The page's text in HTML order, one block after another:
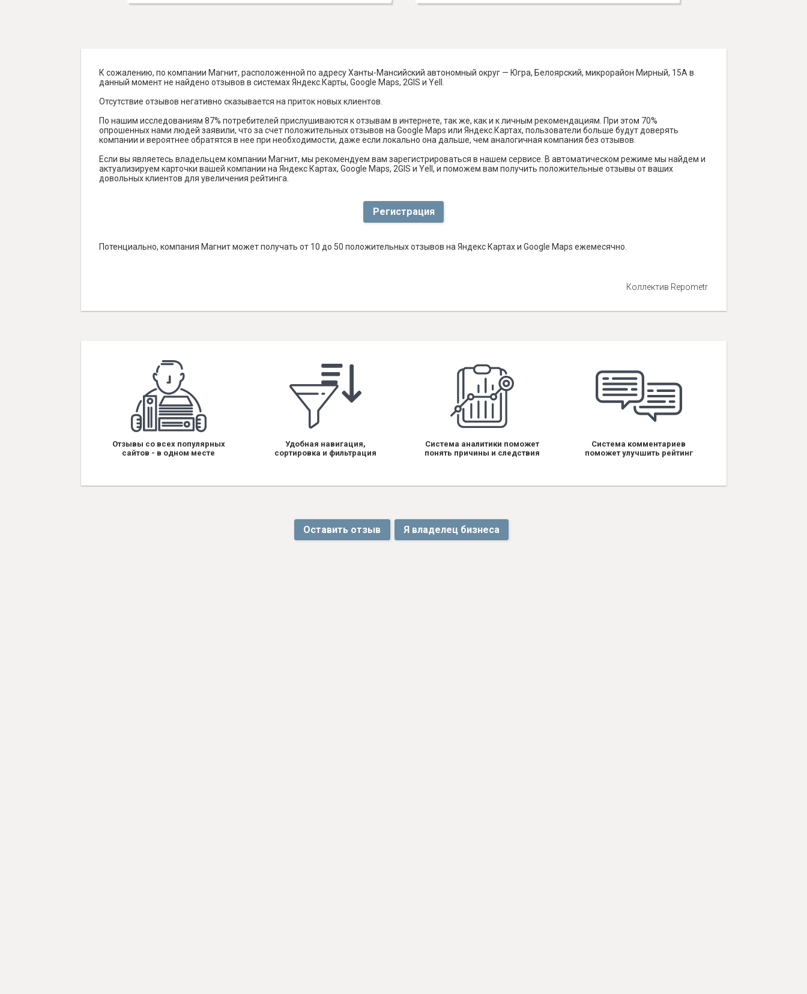
К сожалению, по компании Магнит, расположенной по адресу Ханты-Мансийский автономный округ — Югра, Белоярский, микрорайон Мирный, 15А в
данный момент не найдено отзывов в системах Яндекс.Карты, Google Maps, 2GIS и Yell.
Отсутствие отзывов негативно сказывается на приток новых клиентов.
По нашим исследованиям 87% потребителей прислушиваются к отзывам в интернете, так же, как и к личным рекомендациям. При этом 70%
опрошенных нами людей заявили, что за счет положительных отзывов на Google Maps или Яндекс.Картах, пользователи больше будут доверять
компании и вероятнее обратятся в нее при необходимости, даже если локально она дальше, чем аналогичная компания без отзывов.
Если вы являетесь владельцем компании Магнит, мы рекомендуем вам зарегистрироваться в нашем сервисе. В автоматическом режиме мы найдем и
актуализируем карточки вашей компании на Яндекс Картах, Google Maps, 2GIS и Yell, и поможем вам получить положительные отзывы от ваших
довольных клиентов для увеличения рейтинга.
Регистрация
Потенциально, компания Магнит может получать от 10 до 50 положительных отзывов на Яндекс Картах и Google Maps ежемесячно.
Коллектив Repometr
Отзывы со всех популярных
сайтов - в одном месте
Удобная навигация,
сортировка и фильтрация
Система аналитики поможет
понять причины и следствия
Система комментариев
поможет улучшить рейтинг
Оставить отзыв Я владелец бизнеса